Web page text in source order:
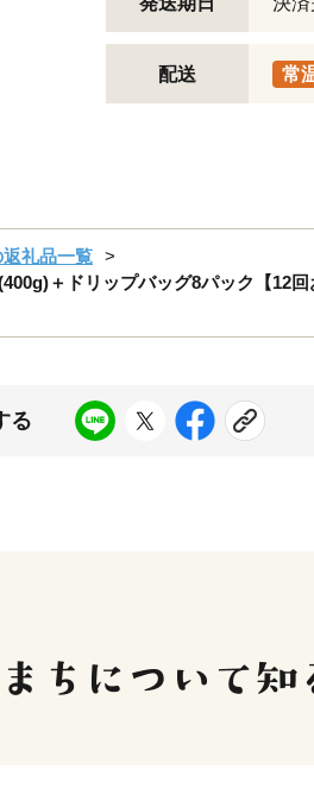
配送 常
礼品一覧
＋ドリップバッグ8パック【12
る